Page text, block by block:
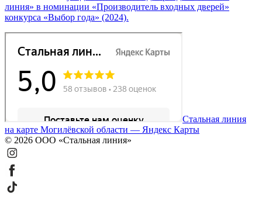
линия» в номинации «Производитель входных дверей»
конкурса «Выбор года» (2024).
Стальная линия
на карте Могилёвской области — Яндекс Карты
© 2026 ООО «Стальная линия»